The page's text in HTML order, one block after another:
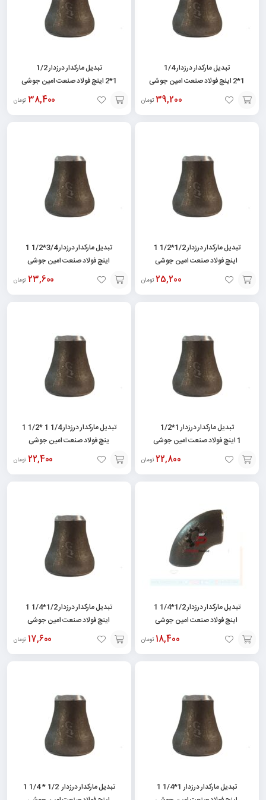
تبدیل مارکدار درزدار 1/4
1*2 اینچ فولاد صنعت امین جوشی
39,200 تومان
افزودن
تبدیل مارکدار درزدار 1/2
1*2 اینچ فولاد صنعت امین جوشی
38,400 تومان
افزودن
تبدیل مارکدار درزدار 1/2*1/2 1
اینچ فولاد صنعت امین جوشی
25,200 تومان
افزودن
تبدیل مارکدار درزدار 3/4*1/2 1
اینچ فولاد صنعت امین جوشی
23,600 تومان
افزودن
تبدیل مارکدار درزدار 1*1/2
1 اینچ فولاد صنعت امین جوشی
22,800 تومان
افزودن
تبدیل مارکدار درزدار 1/4 1 *1/2 1
ینچ فولاد صنعت امین جوشی
22,400 تومان
افزودن
تبدیل مارکدار درزدار 1/2*1/4 1
اینچ فولاد صنعت امین جوشی
18,400 تومان
افزودن
تبدیل مارکدار درزدار 1/2*1/4 1
اینچ فولاد صنعت امین جوشی
17,600 تومان
افزودن
تبدیل مارکدار درزدار 1*1/4 1
تبدیل مارکدار درزدار 1/2 * 1/4 1